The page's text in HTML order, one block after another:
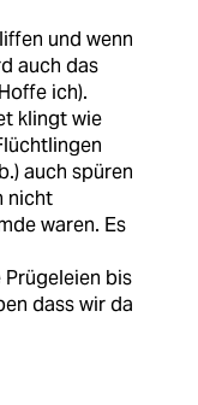
und wenn
auch das
ich).
klingt wie
auch spüren
nicht
waren. Es
bis
dass wir da